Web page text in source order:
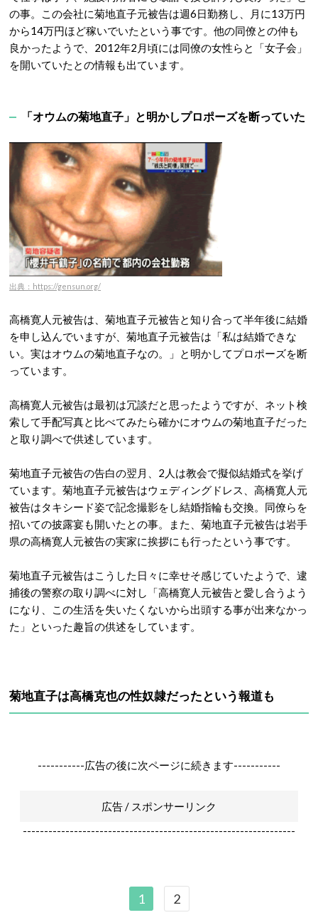
の事。この会社に菊地直子元被告は週6日勤務し、月に13万円
から14万円ほど稼いでいたという事です。他の同僚との仲も
良かったようで、2012年2月頃には同僚の女性らと「女子会」
を開いていたとの情報も出ています。
「オウムの菊地直子」と明かしプロポーズを断っていた
出典：https://gensun.org/
高橋寛人元被告は、菊地直子元被告と知り合って半年後に結婚
を申し込んでいますが、菊地直子元被告は「私は結婚できな
い。実はオウムの菊地直子なの。」と明かしてプロポーズを断
っています。
高橋寛人元被告は最初は冗談だと思ったようですが、ネット検
索して手配写真と比べてみたら確かにオウムの菊地直子だった
と取り調べで供述しています。
菊地直子元被告の告白の翌月、2人は教会で擬似結婚式を挙げ
ています。菊地直子元被告はウェディングドレス、高橋寛人元
被告はタキシード姿で記念撮影をし結婚指輪も交換。同僚らを
招いての披露宴も開いたとの事。また、菊地直子元被告は岩手
県の高橋寛人元被告の実家に挨拶にも行ったという事です。
菊地直子元被告はこうした日々に幸せそ感じていたようで、逮
捕後の警察の取り調べに対し「高橋寛人元被告と愛し合うよう
になり、この生活を失いたくないから出頭する事が出来なかっ
た」といった趣旨の供述をしています。
菊地直子は高橋克也の性奴隷だったという報道も
-----------広告の後に次ページに続きます-----------
広告 / スポンサーリンク
----------------------------------------------------------------
1 2